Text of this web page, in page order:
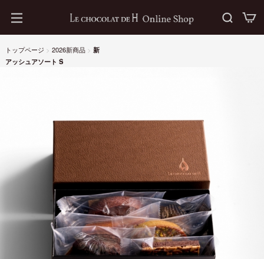
トップページ > 2026新商品> 新
アッシュアソート S